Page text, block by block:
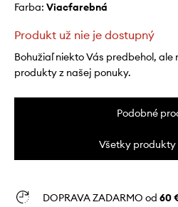
Farba: viacfarebná
Produkt už nie je dostupný
Bohužiaľ niekto Vás predbehol, ale
produkty z našej ponuky.
Podobné
Všetky produkty
DOPRAVA ZADARMO od 60